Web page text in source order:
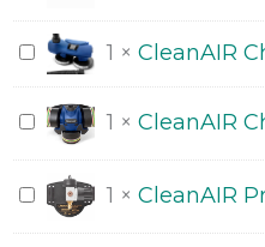
QuickLOCK-
unidad
de
cabeza
(CleanAIR)
AerGO
Heavy
Duty
CleanAIR
Chemical
2F
(para
2
filtros)
1 × CleanAIR
CleanAIR
Chemical
3F
(para
1 × CleanAIR
CleanAIR
Pressure
1 × CleanAIR